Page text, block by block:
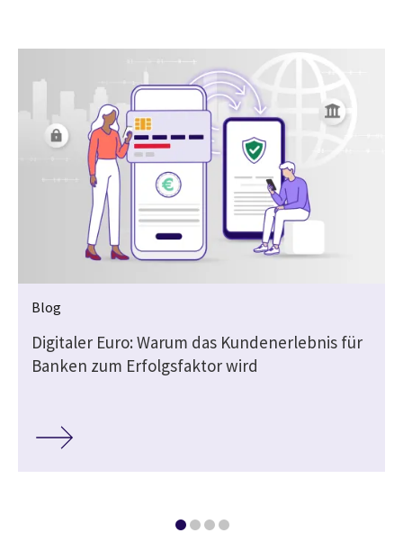
Blog
Digitaler Euro: Warum das Kundenerlebnis für
Banken zum Erfolgsfaktor wird